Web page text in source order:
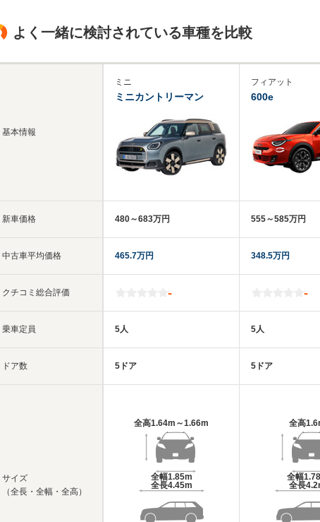
よく一緒に検討されている車種を比較
基本情報
新車価格
中古車平均価格
クチコミ総合評価
乗車定員
ドア数
サイズ
（全長・全幅・全高）
ミニ
ミニカントリーマン
480～683万円
465.7万円
-
5人
5ドア
全高1.64m～1.66m
全幅1.85m
全長4.45m
フィアット
600e
555～585万円
348.5万円
-
5人
5ドア
全高
全幅
全長